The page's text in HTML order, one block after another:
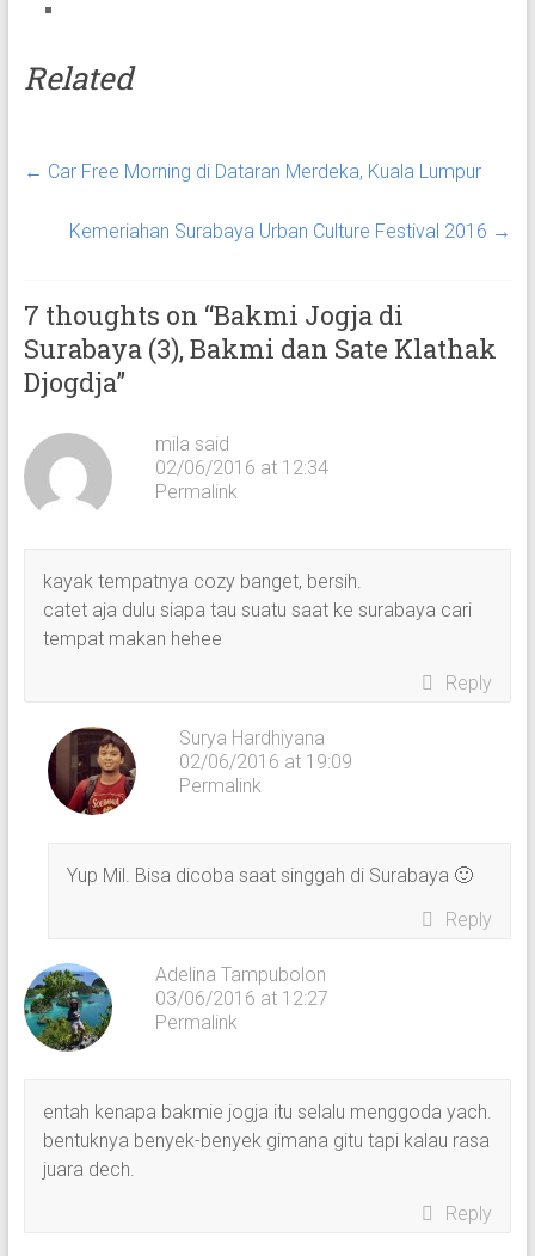
Related
← Car Free Morning di Dataran Merdeka, Kuala Lumpur
Kemeriahan Surabaya Urban Culture Festival 2016 →
7 thoughts on “Bakmi Jogja di
Surabaya (3), Bakmi dan Sate Klathak
Djogdja”
mila said
02/06/2016 at 12:34
Permalink
kayak tempatnya cozy banget, bersih.
catet aja dulu siapa tau suatu saat ke surabaya cari
tempat makan hehee
Reply
Surya Hardhiyana
02/06/2016 at 19:09
Permalink
Yup Mil. Bisa dicoba saat singgah di Surabaya 🙂
Reply
Adelina Tampubolon
03/06/2016 at 12:27
Permalink
entah kenapa bakmie jogja itu selalu menggoda yach.
bentuknya benyek-benyek gimana gitu tapi kalau rasa
juara dech.
Reply